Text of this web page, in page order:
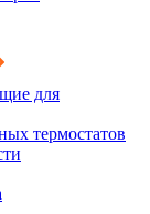
для
термостатов